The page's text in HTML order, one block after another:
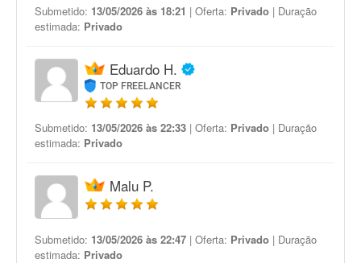
Submetido: 13/05/2026 às 18:21 | Oferta: Privado | Duração
estimada: Privado
Eduardo H.
TOP FREELANCER
Submetido: 13/05/2026 às 22:33 | Oferta: Privado | Duração
estimada: Privado
Malu P.
Submetido: 13/05/2026 às 22:47 | Oferta: Privado | Duração
estimada: Privado